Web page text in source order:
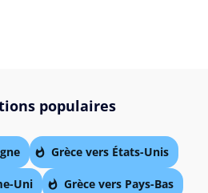
populaires
Grèce vers États-Unis
Uni Grèce vers Pays-Bas